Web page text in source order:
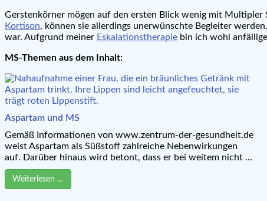
Gerstenkörner mögen auf den ersten Blick wenig mit Multipler
Kortison, können sie allerdings unerwünschte Begleiter
war. Aufgrund meiner Eskalationstherapie bin ich wohl
MS-Themen aus dem Inhalt:
Aspartam und MS
Gemäß Informationen von www.zentrum-der-gesundheit.de
weist Aspartam als Süßstoff zahlreiche Nebenwirkungen
auf. Darüber hinaus wird betont, dass er bei weitem nicht ...
Weiterlesen …